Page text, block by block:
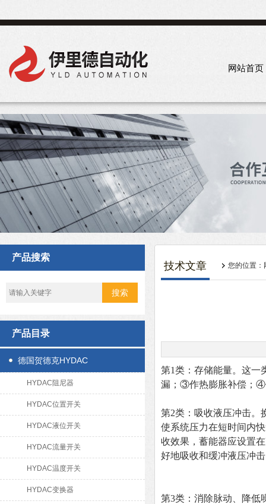
网站首页
产品搜索
产品目录
德国贺德克HYDAC
HYDAC阻尼器
HYDAC位置开关
HYDAC液位开关
HYDAC流量开关
HYDAC温度开关
HYDAC变换器
技术文章 您的位置：
第1类：存储能量。这一
漏；③作热膨胀补偿；
第2类：吸收液压冲击。
使系统压力在短时间内
收效果，蓄能器应设置
好地吸收和缓冲液压冲
第3类：消除脉动、降低